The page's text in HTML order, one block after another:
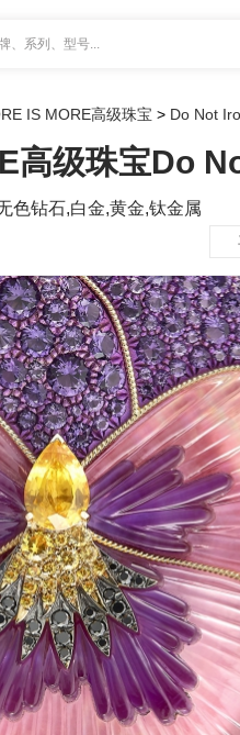
、系列、型号...
IS MORE高级珠宝 > Do Not
高级珠宝Do
色钻石,白金,黄金,钛金属